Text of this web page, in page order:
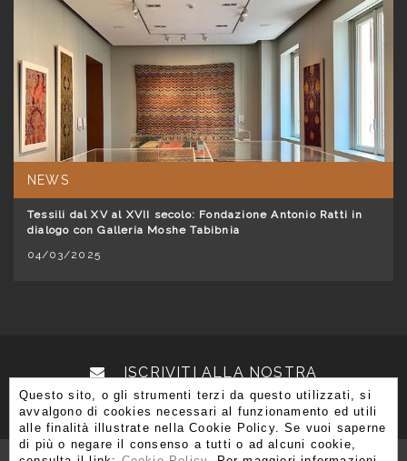
NEWS
Tessili dal XV al XVII secolo: Fondazione Antonio Ratti in
dialogo con Galleria Moshe Tabibnia
04/03/2025
ISCRIVITI ALLA NOSTRA
NEWSLETTER
Questo sito, o gli strumenti terzi da questo utilizzati, si
avvalgono di cookies necessari al funzionamento ed utili
alle finalità illustrate nella Cookie Policy. Se vuoi saperne
di più o negare il consenso a tutti o ad alcuni cookie,